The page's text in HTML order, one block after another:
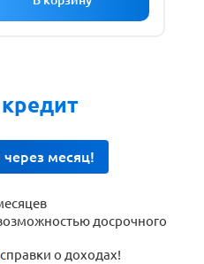
месяц!
досрочного
справки о доходах!